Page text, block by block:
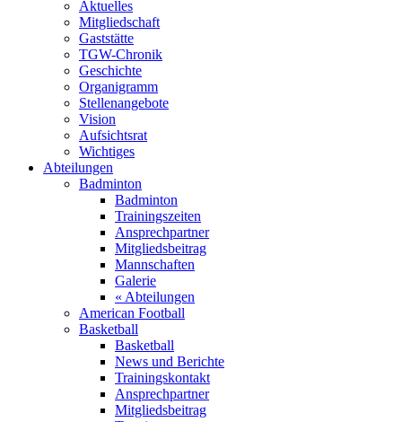
Aktuelles
Mitgliedschaft
Gaststätte
TGW-Chronik
Geschichte
Organigramm
Stellenangebote
Vision
Aufsichtsrat
Wichtiges
Abteilungen
Badminton
Badminton
Trainingszeiten
Ansprechpartner
Mitgliedsbeitrag
Mannschaften
Galerie
« Abteilungen
American Football
Basketball
Basketball
News und Berichte
Trainingskontakt
Ansprechpartner
Mitgliedsbeitrag